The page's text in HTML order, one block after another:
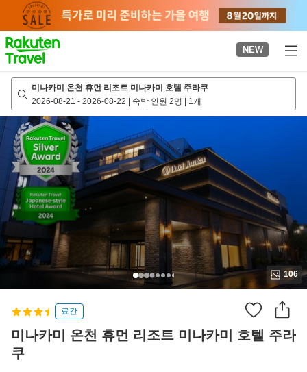
page
NEW
미나카미 온천 휴먼 리조트 미나카미 호텔 주라쿠
2026-08-21 - 2026-08-22 | 숙박 인원 2명 | 1개
106
료칸
미나카미 온천 휴먼 리조트 미나카미 호텔 주라
쿠